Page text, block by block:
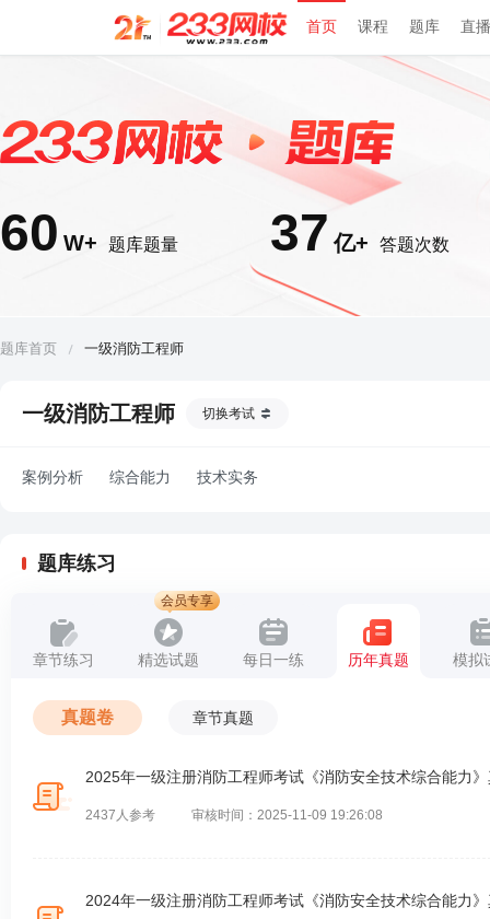
首页 课程 题库 直
60 W+ 题库题量 37 亿+ 答题次数
题库首页 一级消防工程师
一级消防工程师 切换考试
案例分析 综合能力 技术实务
题库练习
章节练习
会员专享
精选试题 每日一练 历年真题 模拟
真题卷 章节真题
2025年一级注册消防工程师考试《消防安全技术综合能力
2437人参考 审核时间：2025-11-09 19:26:08
2024年一级注册消防工程师考试《消防安全技术综合能力